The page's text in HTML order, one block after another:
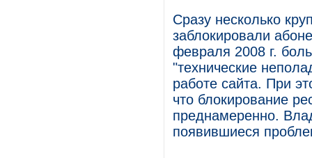
Сразу несколько
заблокировали
февраля 2008 г.
"технические
работе сайта. При
что блокирование
преднамеренно.
появившиеся